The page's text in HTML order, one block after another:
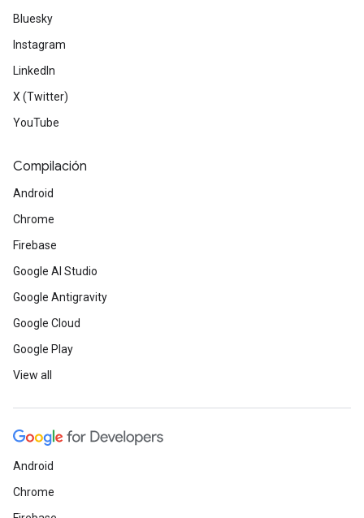
Bluesky
Instagram
LinkedIn
X (Twitter)
YouTube
Compilación
Android
Chrome
Firebase
Google AI Studio
Google Antigravity
Google Cloud
Google Play
View all
Android
Chrome